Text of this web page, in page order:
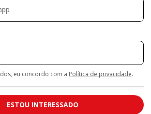
eu concordo com a Política de privacidade.
ESTOU INTERESSADO